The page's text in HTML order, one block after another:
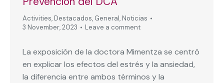
Activities, Destacados, General, Noticias
3 November, 2023
Leave a comment
La exposición de la doctora Mimentza se centró
en explicar los efectos del estrés y la ansiedad,
la diferencia entre ambos términos y la